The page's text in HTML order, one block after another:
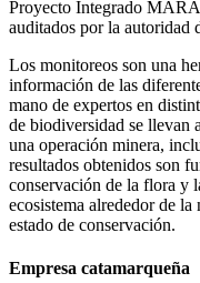
Proyecto Integrado
auditados por la autoridad
Los monitoreos son una
información de las
mano de expertos en
de biodiversidad se llevan
una operación minera,
resultados obtenidos son
conservación de la flora y
ecosistema alrededor de
estado de conservación.
Empresa catamarqueña